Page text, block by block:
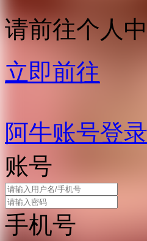
请前往个人
立即前往
阿牛账号登录
账号
手机号